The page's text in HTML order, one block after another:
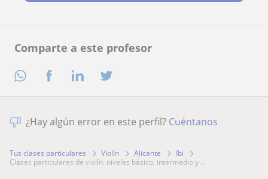
Comparte a este profesor
¿Hay algún error en este perfil? Cuéntanos
Tus clases particulares Violín Alicante
Ibi
clases particulares de violín. niveles básico, intermedio y ...